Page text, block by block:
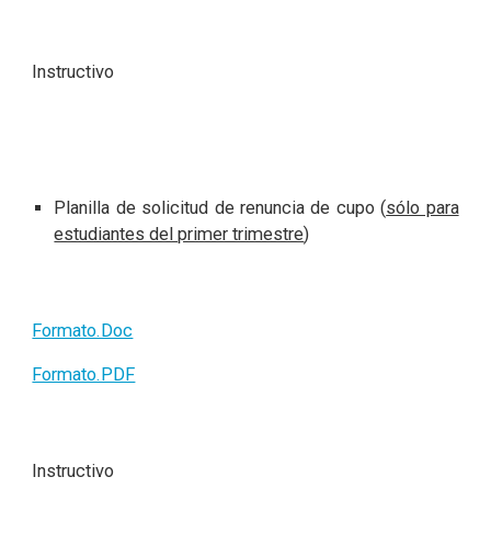
Instructivo
Planilla de solicitud de renuncia de cupo (sólo para
estudiantes del primer trimestre)
Formato.Doc
Formato.PDF
Instructivo